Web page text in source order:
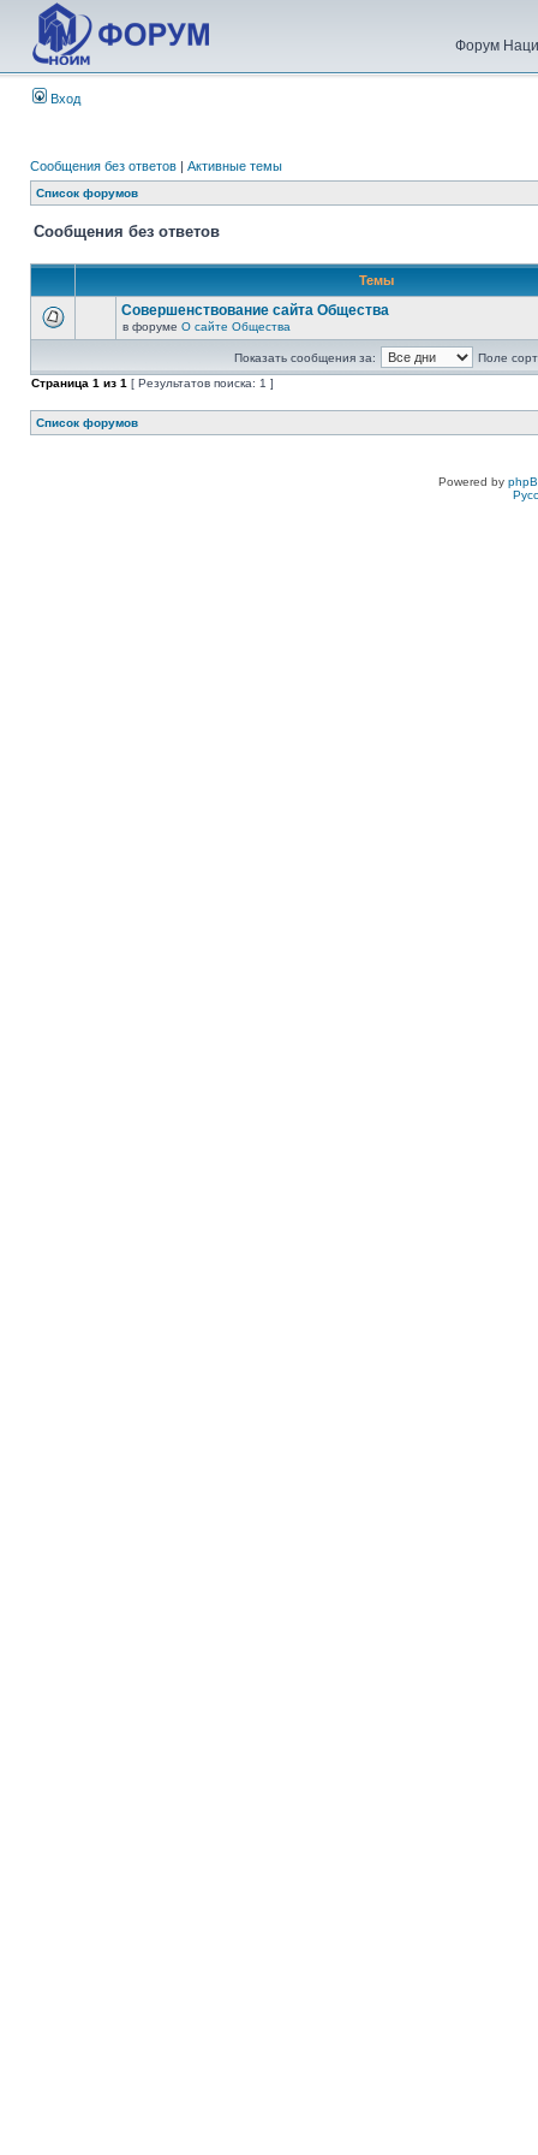
Форум
Вход
Сообщения без ответов | Активные темы
Список форумов
Сообщения без ответов
Темы
Совершенствование сайта Общества
в форуме О сайте Общества
Показать сообщения за:
Поле
Страница 1 из 1 [ Результатов поиска: 1 ]
Список форумов
Powered by